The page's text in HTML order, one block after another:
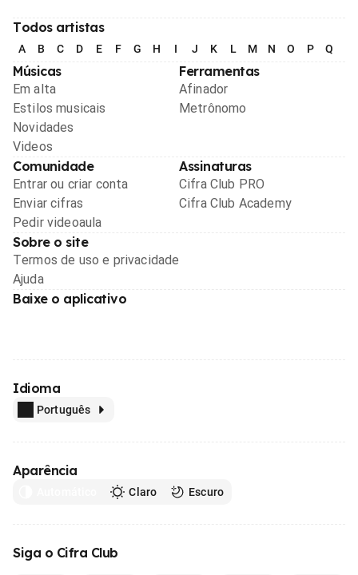
Todos artistas
A B C D E F G H I J K L M N O P Q
Músicas
Em alta
Estilos musicais
Novidades
Videos
Ferramentas
Afinador
Metrônomo
Comunidade
Entrar ou criar conta
Enviar cifras
Pedir videoaula
Assinaturas
Cifra Club PRO
Cifra Club Academy
Sobre o site
Termos de uso e privacidade
Ajuda
Baixe o aplicativo
Idioma
Português
Aparência
Claro Escuro
Siga o Cifra Club